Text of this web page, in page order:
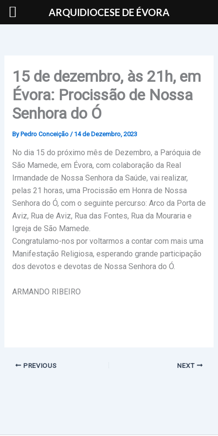
Skip
15 de dezembro, às 21h, em
Évora: Procissão de Nossa
Senhora do Ó
By Pedro Conceição / 14 de Dezembro, 2023
No dia 15 do próximo mês de Dezembro, a Paróquia de
São Mamede, em Évora, com colaboração da Real
Irmandade de Nossa Senhora da Saúde, vai realizar,
pelas 21 horas, uma Procissão em Honra de Nossa
Senhora do Ó, com o seguinte percurso: Arco da Porta de
Aviz, Rua de Aviz, Rua das Fontes, Rua da Mouraria e
Igreja de São Mamede.
Congratulamo-nos por voltarmos a contar com mais uma
Manifestação Religiosa, esperando grande participação
dos devotos e devotas de Nossa Senhora do Ó.
ARMANDO RIBEIRO
PREVIOUS NEXT
ARQUIDIOCESE DE ÉVORA